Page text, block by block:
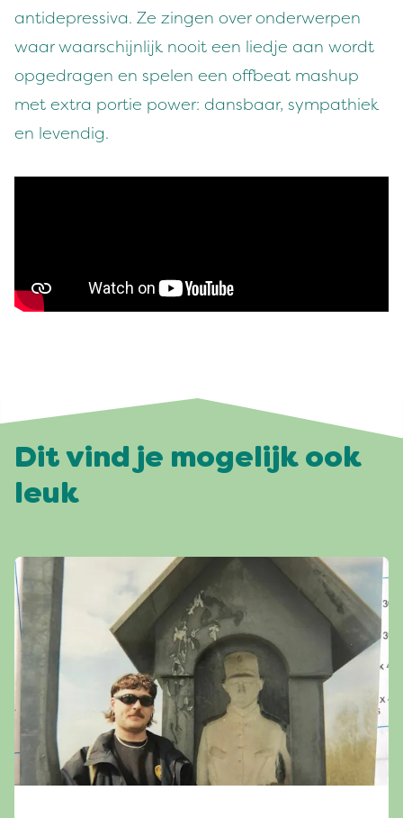
antidepressiva. Ze zingen over onderwerpen
waar waarschijnlijk nooit een liedje aan wordt
opgedragen en spelen een offbeat mashup
met extra portie power: dansbaar, sympathiek
en levendig.
Dit vind je mogelijk ook
leuk